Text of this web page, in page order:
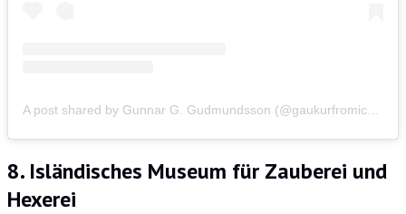
8. Isländisches Museum für Zauberei und
Hexerei